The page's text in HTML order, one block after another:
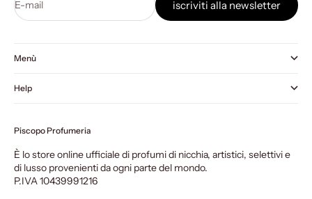
E-mail iscriviti alla newsletter
Menù
Help
Piscopo Profumeria
È lo store online ufficiale di profumi di nicchia, artistici, selettivi e
di lusso provenienti da ogni parte del mondo.
P.IVA 10439991216